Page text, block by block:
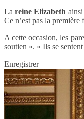
Lareine Elizabeth
Ce n’est pas la
A cette occasion, les
soutien ». « Ils se
Enregistrer